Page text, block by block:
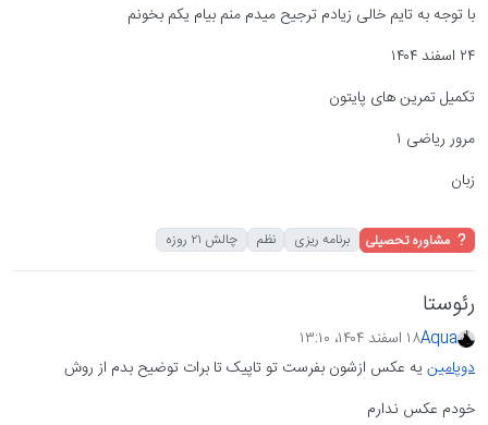
با توجه به تایم خالی زیادم ترجیح میدم منم بیام یکم بخونم
۲۴ اسفند ۱۴۰۴
تکمیل تمرین های پایتون
مرور ریاضی ۱
زبان
مشاوره تحصیلی برنامه ریزی نظم چالش ۲۱ روزه
رئوستا
Aqua۱۸ اسفند ۱۴۰۴،‏ ۱۳:۱۰
دوپامین یه عکس ازشون بفرست تو تاپیک تا برات توضیح بدم از روش
خودم عکس ندارم